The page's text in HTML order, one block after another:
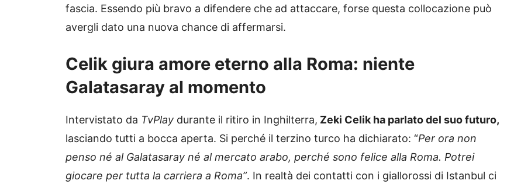
fascia. Essendo più bravo a difendere che ad attaccare, forse questa collocazione può
avergli dato una nuova chance di affermarsi.
Celik giura amore eterno alla Roma: niente
Galatasaray al momento
Intervistato da TvPlay durante il ritiro in Inghilterra, Zeki Celik ha parlato del suo futuro,
lasciando tutti a bocca aperta. Si perché il terzino turco ha dichiarato: “Per ora non
penso né al Galatasaray né al mercato arabo, perché sono felice alla Roma. Potrei
giocare per tutta la carriera a Roma”. In realtà dei contatti con i giallorossi di Istanbul ci